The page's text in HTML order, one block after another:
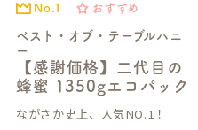
No.1 おすすめ
ベスト・オブ・テーブルハニ
ー
【感謝価格】二代目の
蜂蜜 1350gエコパック
ながさか史上、人気NO.1！